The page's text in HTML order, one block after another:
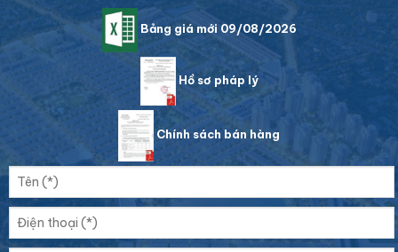
Bảng giá mới 09/08/2026
Hồ sơ pháp lý
Chính sách bán hàng